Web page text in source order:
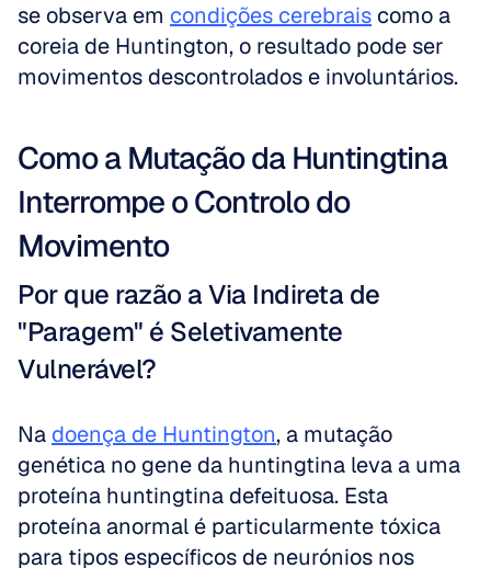
se observa em condições cerebrais como a
coreia de Huntington, o resultado pode ser
movimentos descontrolados e involuntários.
Como a Mutação da Huntingtina
Interrompe o Controlo do
Movimento
Por que razão a Via Indireta de
"Paragem" é Seletivamente
Vulnerável?
Na doença de Huntington, a mutação
genética no gene da huntingtina leva a uma
proteína huntingtina defeituosa. Esta
proteína anormal é particularmente tóxica
para tipos específicos de neurónios nos